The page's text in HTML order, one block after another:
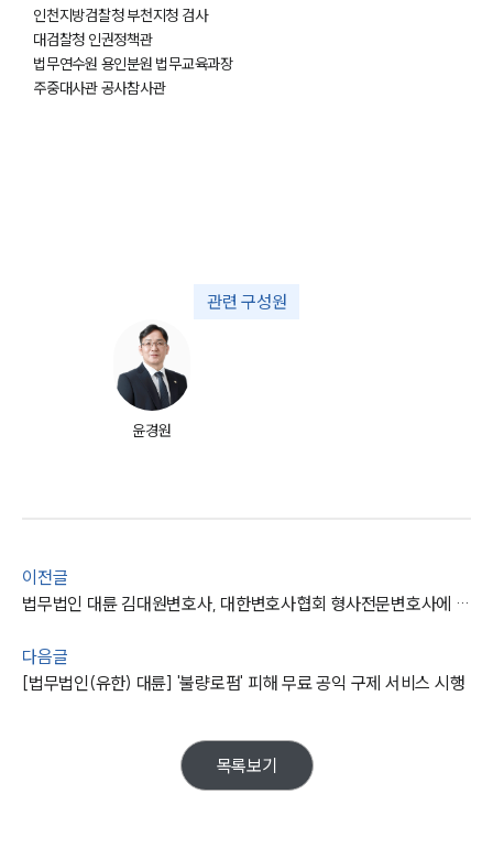
형사 주요 업무사례
형사 법률정보
법률지식인
형사소송·상담후기
인천지방검찰청 부천지청 검사
대검찰청 인권정책관
법무연수원 용인분원 법무교육과장
주중대사관 공사참사관
관련 구성원
윤경원
이전글
법무법인 대륜 김대원변호사, 대한변호사협회 형사전문변호사에 이어 학교폭력전문변호사 등록
다음글
[법무법인(유한) 대륜] '불량로펌' 피해 무료 공익 구제 서비스 시행
목록보기